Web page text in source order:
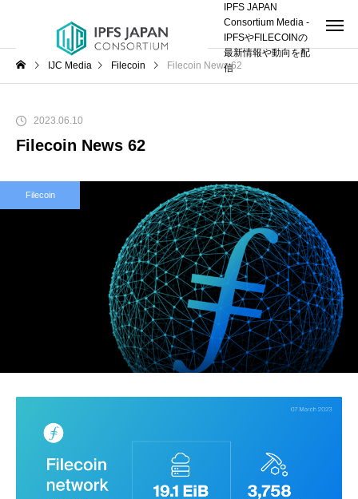
IPFS JAPAN
Consortium Media -
IPFSやFILECOINの
最新情報や動向を配
信
IJC Media Filecoin Filecoin News 62
2023.06.10
Filecoin News 62
Filecoin